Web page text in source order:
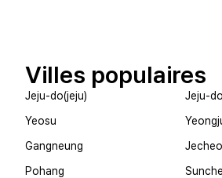
Villes populaires
Jeju-do(jeju) Jeju-
Yeosu
Gangneung
Pohang